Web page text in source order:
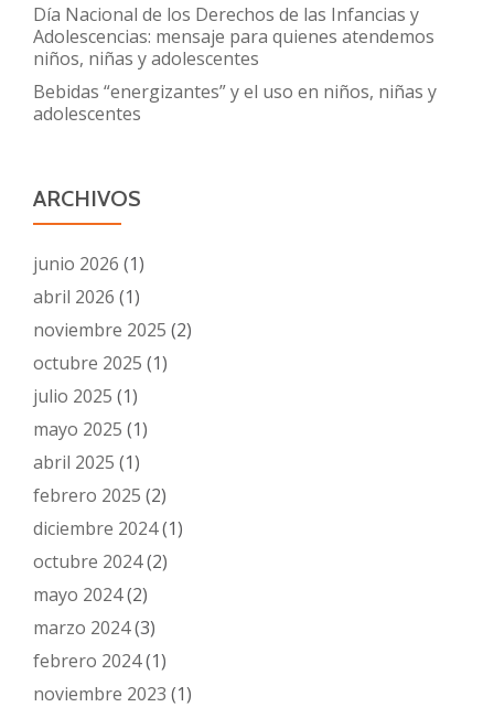
Día Nacional de los Derechos de las Infancias y
Adolescencias: mensaje para quienes atendemos
niños, niñas y adolescentes
Bebidas “energizantes” y el uso en niños, niñas y
adolescentes
ARCHIVOS
junio 2026 (1)
abril 2026 (1)
noviembre 2025 (2)
octubre 2025 (1)
julio 2025 (1)
mayo 2025 (1)
abril 2025 (1)
febrero 2025 (2)
diciembre 2024(1)
octubre 2024(2)
mayo 2024(2)
marzo 2024(3)
febrero 2024(1)
noviembre 2023 (1)